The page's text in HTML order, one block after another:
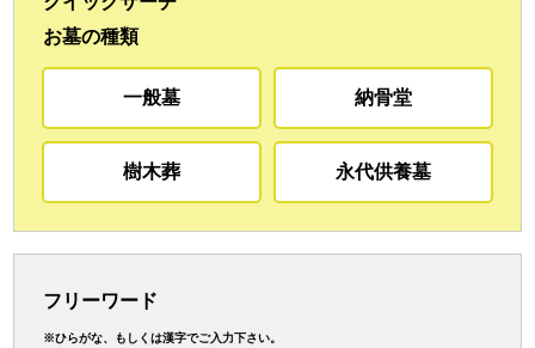
お墓の種類
一般墓 納骨堂
樹木葬 永代供養墓
フリーワード
※ひらがな、もしくは漢字でご入力下さい。